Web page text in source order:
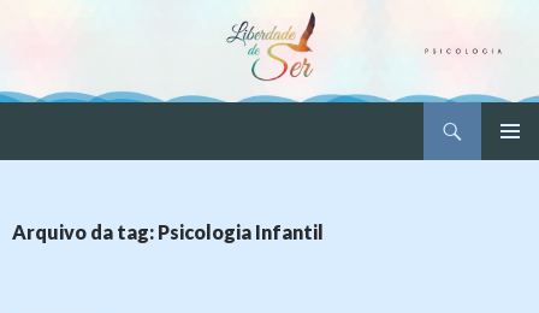
CONTEÚDO
Arquivo da tag: Psicologia Infantil